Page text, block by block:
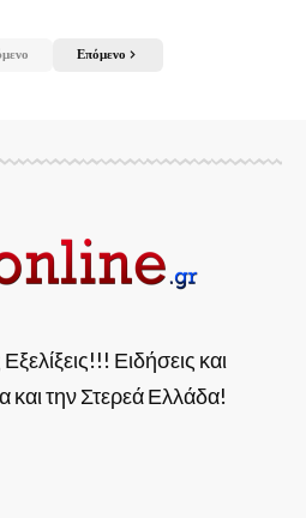
Επόμενο
Ειδήσεις και
και την Στερεά Ελλάδα!